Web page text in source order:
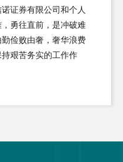
证券有限公司和个人
勇往直前，是冲破难
俭败由奢，奢华浪费
艰苦务实的工作作